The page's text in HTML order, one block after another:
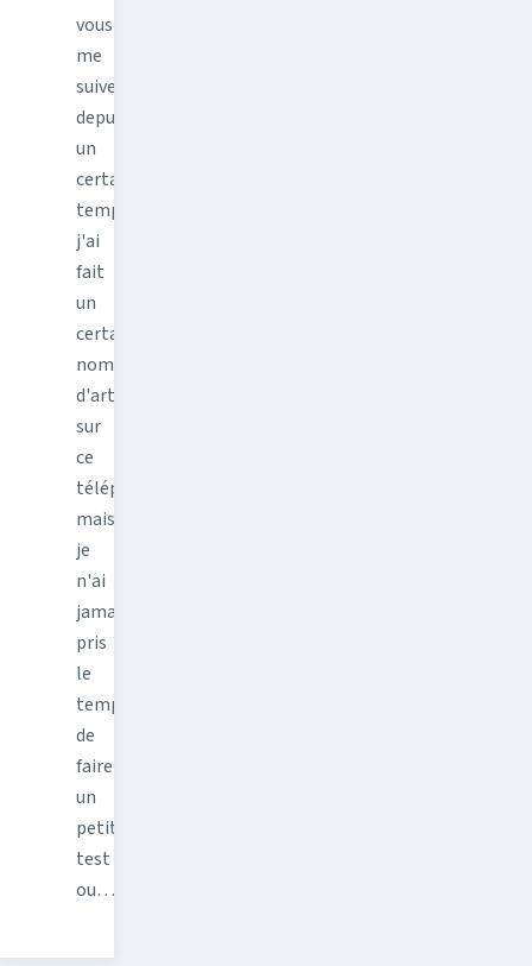
vous
me
suivez
depuis
un
certain
temps,
j'ai
fait
un
certain
nombre
d'articles
sur
ce
téléphone
mais
je
n'ai
jamais
pris
le
temps
de
faire
un
petit
test
ou…